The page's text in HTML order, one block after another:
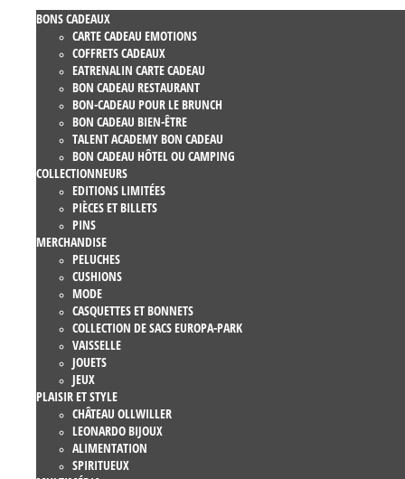
BONS CADEAUX
CARTE CADEAU EMOTIONS
COFFRETS CADEAUX
EATRENALIN CARTE CADEAU
BON CADEAU RESTAURANT
BON-CADEAU POUR LE BRUNCH
BON CADEAU BIEN-ÊTRE
TALENT ACADEMY BON CADEAU
BON CADEAU HÔTEL OU CAMPING
COLLECTIONNEURS
EDITIONS LIMITÉES
PIÈCES ET BILLETS
PINS
MERCHANDISE
PELUCHES
CUSHIONS
MODE
CASQUETTES ET BONNETS
COLLECTION DE SACS EUROPA-PARK
VAISSELLE
JOUETS
JEUX
PLAISIR ET STYLE
CHÂTEAU OLLWILLER
LEONARDO BIJOUX
ALIMENTATION
SPIRITUEUX